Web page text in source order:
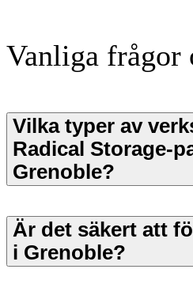
Vanliga frågor
Vilka typer av
Radical Storage-
Grenoble?
Är det säkert att
i Grenoble?